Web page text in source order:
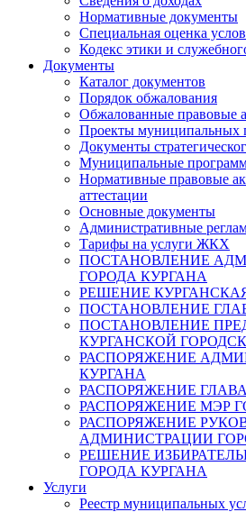
Нормативные документы
Специальная оценка
Кодекс этики и
Документы
Каталог документов
Порядок обжалования
Обжалованные правовые
Проекты муниципальных
Документы
Муниципальные
Нормативные правовые
аттестации
Основные документы
Административные
Тарифы на услуги ЖКХ
ПОСТАНОВЛЕНИЕ
ГОРОДА КУРГАНА
РЕШЕНИЕ
ПОСТАНОВЛЕНИЕ
ПОСТАНОВЛЕНИЕ
КУРГАНСКОЙ
РАСПОРЯЖЕНИЕ
КУРГАНА
РАСПОРЯЖЕНИЕ
РАСПОРЯЖЕНИЕ МЭР
РАСПОРЯЖЕНИЕ
АДМИНИСТРАЦИИ
РЕШЕНИЕ
ГОРОДА КУРГАНА
Услуги
Реестр муниципальных